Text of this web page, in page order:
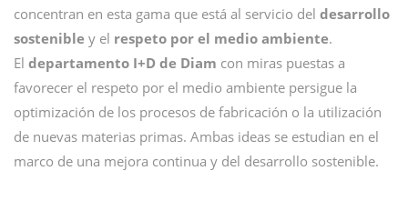
concentran en esta gama que está al servicio del desarrollo
sostenible y el respeto por el medio ambiente.
El departamento I+D de Diam con miras puestas a
favorecer el respeto por el medio ambiente persigue la
optimización de los procesos de fabricación o la utilización
de nuevas materias primas. Ambas ideas se estudian en el
marco de una mejora continua y del desarrollo sostenible.